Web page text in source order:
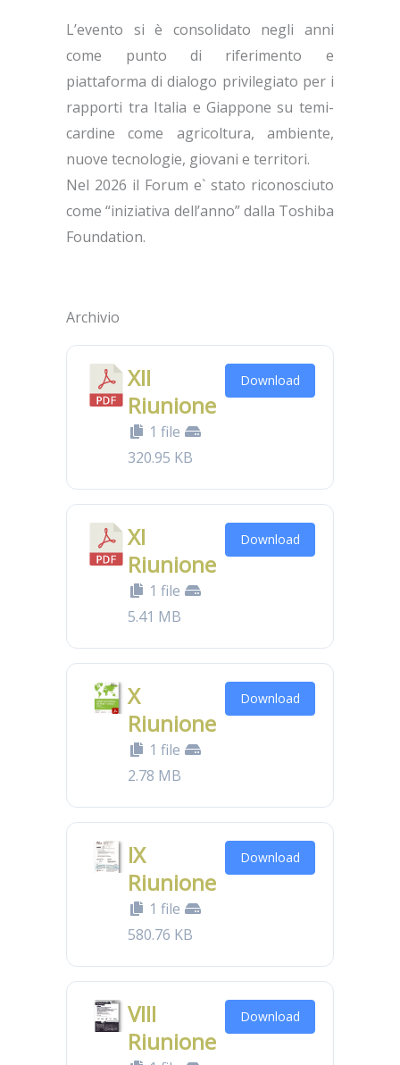
L’evento si è consolidato negli anni
come punto di riferimento e
piattaforma di dialogo privilegiato per i
rapporti tra Italia e Giappone su temi-
cardine come agricoltura, ambiente,
nuove tecnologie, giovani e territori.
Nel 2026 il Forum e` stato riconosciuto
come “iniziativa dell’anno” dalla Toshiba
Foundation.
Archivio
XII
Riunione
1 file
320.95 KB
Download
XI
Riunione
1 file
5.41 MB
Download
X
Riunione
1 file
2.78 MB
Download
IX
Riunione
1 file
580.76 KB
Download
VIII
Riunione
Download